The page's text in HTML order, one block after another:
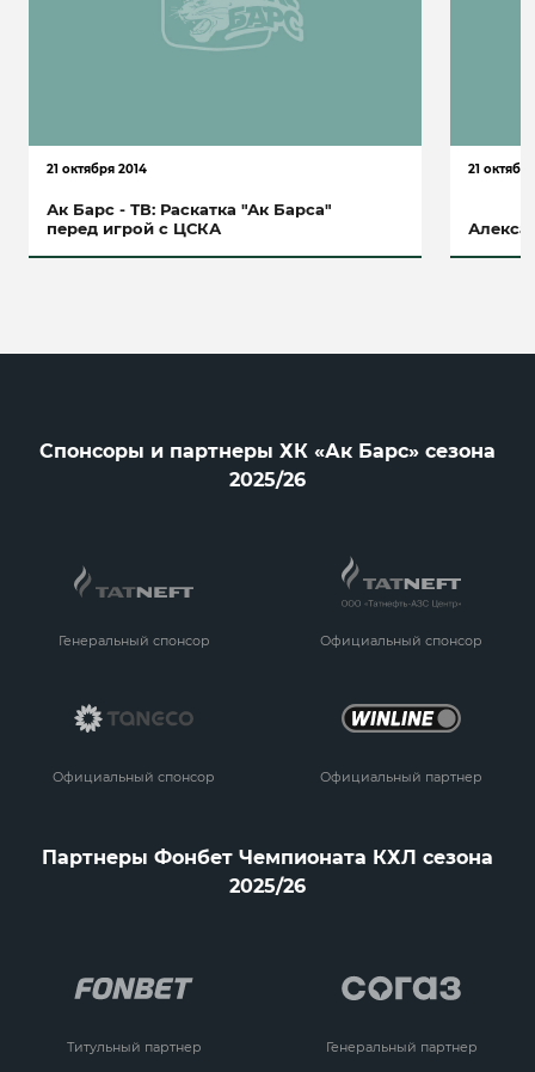
21 октября 2014
Ак Барс - ТВ: Раскатка "Ак Барса"
перед игрой с ЦСКА
21
Спонсоры и партнеры ХК «Ак Барс» сезона
2025/26
Генеральный спонсор Официальный спонсор
Официальный спонсор Официальный партнер
Партнеры Фонбет Чемпионата КХЛ сезона
2025/26
Титульный партнер Генеральный партнер